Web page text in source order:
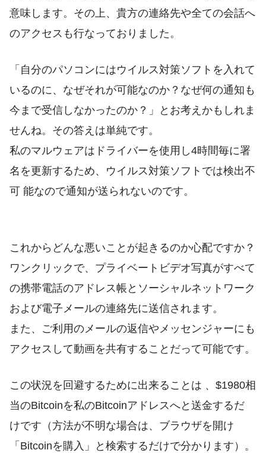
意味します。その上、貴方の連絡先や全ての会話へ
のアクセスも行なっておりました。
「自分のパソコンにはウイルス対策ソフトを入れて
いるのに、なぜそれが可能なのか？なぜ何の通知も
今まで受信しなかったのか？」とお考えかもしれま
せんね。その答えは単純です。
私のマルウェアはドライバーを使用し4時間毎に署
名を更新するため、ウイルス対策ソフトでは検出不
可 能なので通知が送られないのです。
これからどんな悪いことが起きるのか心配ですか？
ワンクリックで、プライベートビデオ写真がすべて
の携帯電話のアドレス帳とソーシャルネットワーク
および電子メールの連絡先に送信されます。
また、ご利用のメールの返信やメッセンジャーにも
アクセスして動画を共有することだって可能です。
この状況を回避するために出来ることは 、$1980相
当のBitcoinを私のBitcoinアドレスへと送金するだ
けです（方法が不明な場合は、ブラウザを開け
「Bitcoinを購入」と検索するだけで分かります）。